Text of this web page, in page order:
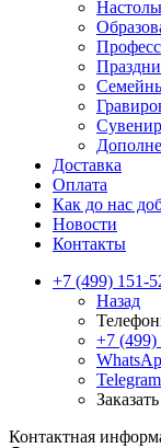
Доставка
Оплата
Как до нас
Новости
Контакты
+7 (499) 151-
Назад
+7 (499)
Telegram
Контактная